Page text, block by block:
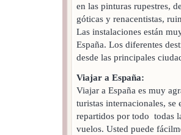
en las pinturas rupestres,
góticas y renacentistas,
Las instalaciones están
España. Los diferentes
desde las principales
Viajar a España:
Viajar a España es muy
turistas internacionales, se
repartidos por todo todas
vuelos. Usted puede